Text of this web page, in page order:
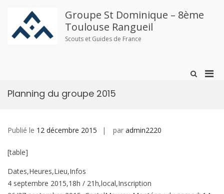
contenu
Groupe St Dominique – 8ème
Toulouse Rangueil
Scouts et Guides de France
Afficher
Planning du groupe 2015
Publié le 12 décembre 2015 par admin2220
[table]
Dates,Heures,Lieu,Infos
4 septembre 2015,18h / 21h,local,Inscription